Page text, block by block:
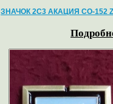
ЗНАЧОК 2С3 АКАЦИЯ СО-152